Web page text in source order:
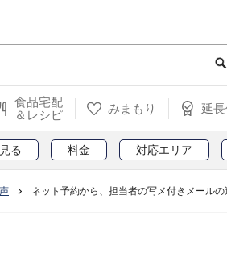
食品宅配
＆レシピ
みまもり 延
る 料金 対応エリア
ネット予約から、担当者の写メ付きメールの